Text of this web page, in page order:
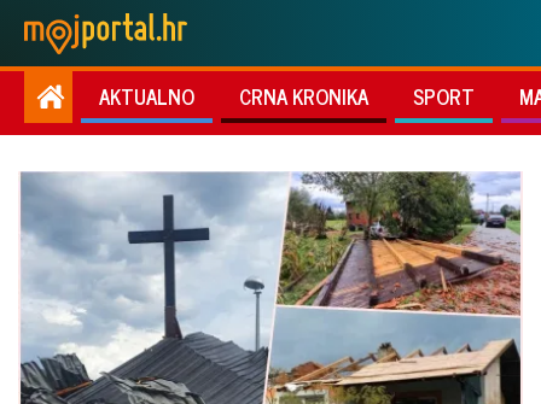
AKTUALNO CRNA KRONIKA SPORT